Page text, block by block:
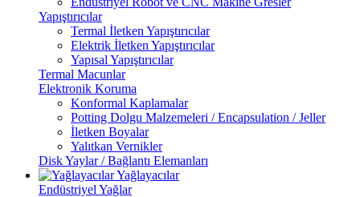
Yapıştırıcılar
Termal İletken Yapıştırıcılar
Elektrik İletken Yapıştırıcılar
Yapısal Yapıştırıcılar
Termal Macunlar
Elektronik Koruma
Konformal Kaplamalar
Potting Dolgu Malzemeleri / Encapsulation / Jeller
İletken Boyalar
Yalıtkan Vernikler
Disk Yaylar / Bağlantı Elemanları
Yağlayacılar
Endüstriyel Yağlar